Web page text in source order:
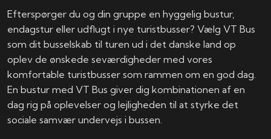
Efterspørger du og din gruppe en hyggelig bustur,
endagstur eller udflugt i nye turistbusser? Vælg VT Bus
som dit busselskab til turen ud i det danske land op
oplev de ønskede seværdigheder med vores
komfortable turistbusser som rammen om en god dag.
En bustur med VT Bus giver dig kombinationen af en
dag rig på oplevelser og lejligheden til at styrke det
sociale samvær undervejs i bussen.